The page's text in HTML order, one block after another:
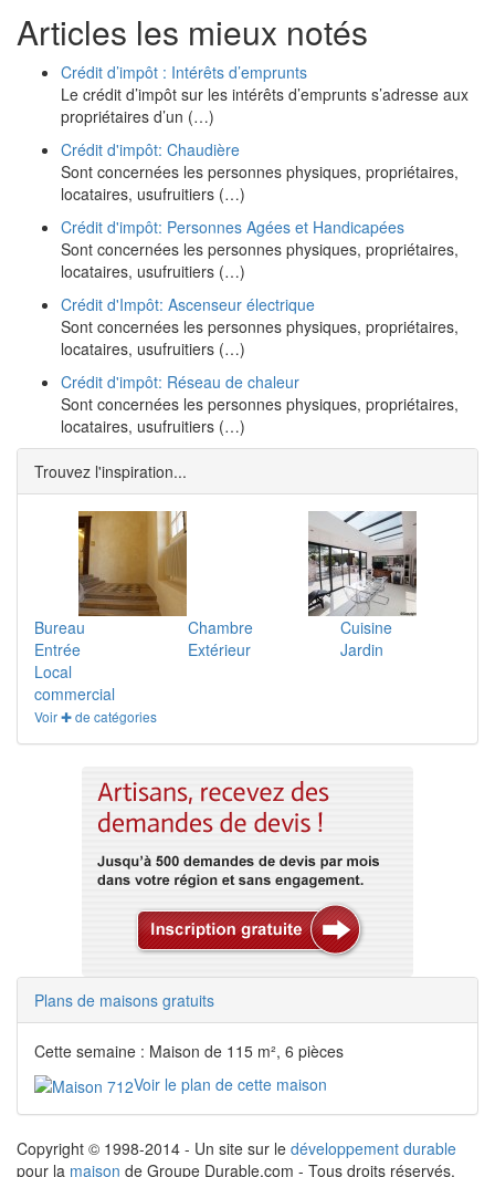
Articles les mieux notés
Crédit d’impôt : Intérêts d’emprunts
Le crédit d’impôt sur les intérêts d’emprunts s’adresse aux
propriétaires d’un (…)
Crédit d'impôt: Chaudière
Sont concernées les personnes physiques, propriétaires,
locataires, usufruitiers (…)
Crédit d'impôt: Personnes Agées et Handicapées
Sont concernées les personnes physiques, propriétaires,
locataires, usufruitiers (…)
Crédit d'Impôt: Ascenseur électrique
Sont concernées les personnes physiques, propriétaires,
locataires, usufruitiers (…)
Crédit d'impôt: Réseau de chaleur
Sont concernées les personnes physiques, propriétaires,
locataires, usufruitiers (…)
Trouvez l'inspiration...
Bureau Chambre
Cuisine
Entrée
Extérieur
Jardin
Local
commercial
Voir ✚ de catégories
Plans de maisons gratuits
Cette semaine : Maison de 115 m², 6 pièces
Voir le plan de cette maison
Copyright © 1998-2014 - Un site sur le développement durable
pour la maison de Groupe Durable.com - Tous droits réservés.